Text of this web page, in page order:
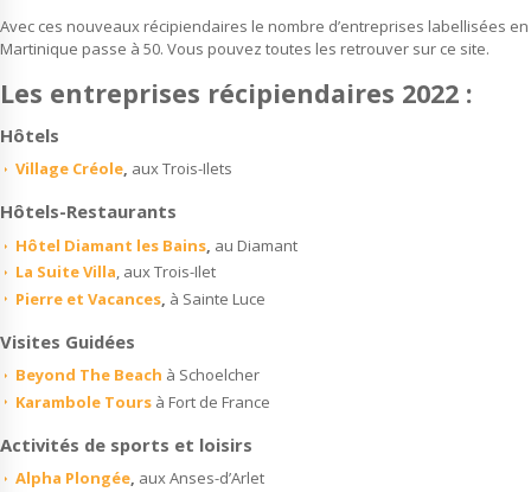
Avec ces nouveaux récipiendaires le nombre d’entreprises labellisées en
Martinique passe à 50. Vous pouvez toutes les retrouver sur ce site.
Les entreprises récipiendaires 2022 :
Hôtels
Village Créole, aux Trois-Ilets
Hôtels-Restaurants
Hôtel Diamant les Bains, au Diamant
La Suite Villa, aux Trois-Ilet
Pierre et Vacances à Sainte Luce
Visites Guidées
Beyond The Beach à Schoelcher
Karambole Tours à Fort de France
Activités de sports et loisirs
Alpha Plongée, aux Anses-d’Arlet